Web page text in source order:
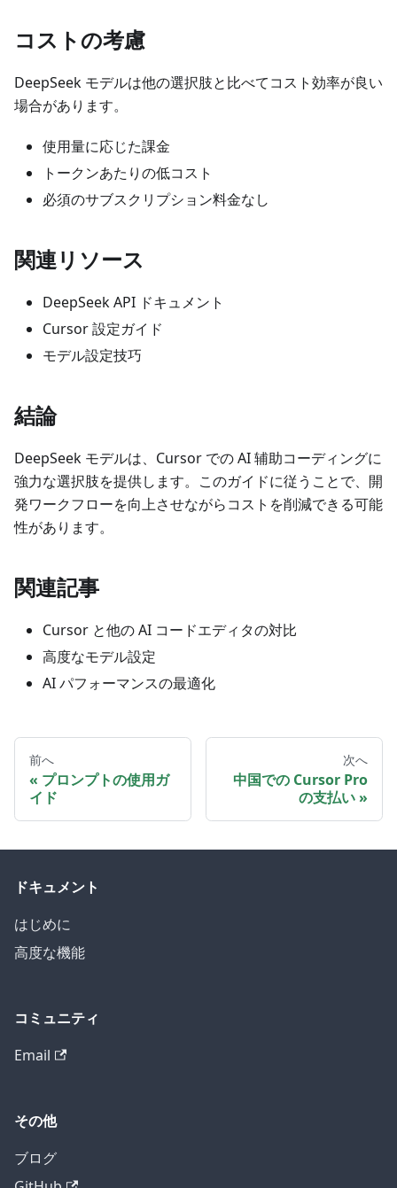
コストの考慮
DeepSeek モデルは他の選択肢と比べてコスト効率が良い
場合があります。
使用量に応じた課金
トークンあたりの低コスト
必須のサブスクリプション料金なし
関連リソース
DeepSeek API ドキュメント
Cursor 設定ガイド
モデル設定技巧
結論
DeepSeek モデルは、Cursor での AI 辅助コーディングに
強力な選択肢を提供します。このガイドに従うことで、開
発ワークフローを向上させながらコストを削減できる可能
性があります。
関連記事
Cursor と他の AI コードエディタの対比
高度なモデル設定
AI パフォーマンスの最適化
前へ
プロンプトの使用ガ
イド
次へ
中国での Cursor Pro
の支払い
ドキュメント
はじめに
高度な機能
コミュニティ
Email
その他
ブログ